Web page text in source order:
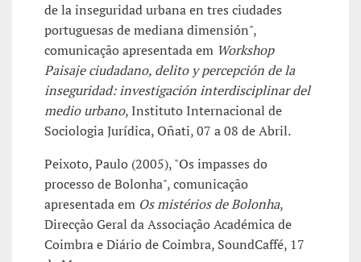
de la inseguridad urbana en tres ciudades
portuguesas de mediana dimensión",
comunicação apresentada em Workshop
Paisaje ciudadano, delito y percepción de la
inseguridad: investigación interdisciplinar del
medio urbano, Instituto Internacional de
Sociologia Jurídica, Oñati, 07 a 08 de Abril.
Peixoto, Paulo (2005), "Os impasses do
processo de Bolonha", comunicação
apresentada em Os mistérios de Bolonha,
Direcção Geral da Associação Académica de
Coimbra e Diário de Coimbra, SoundCaffé, 17